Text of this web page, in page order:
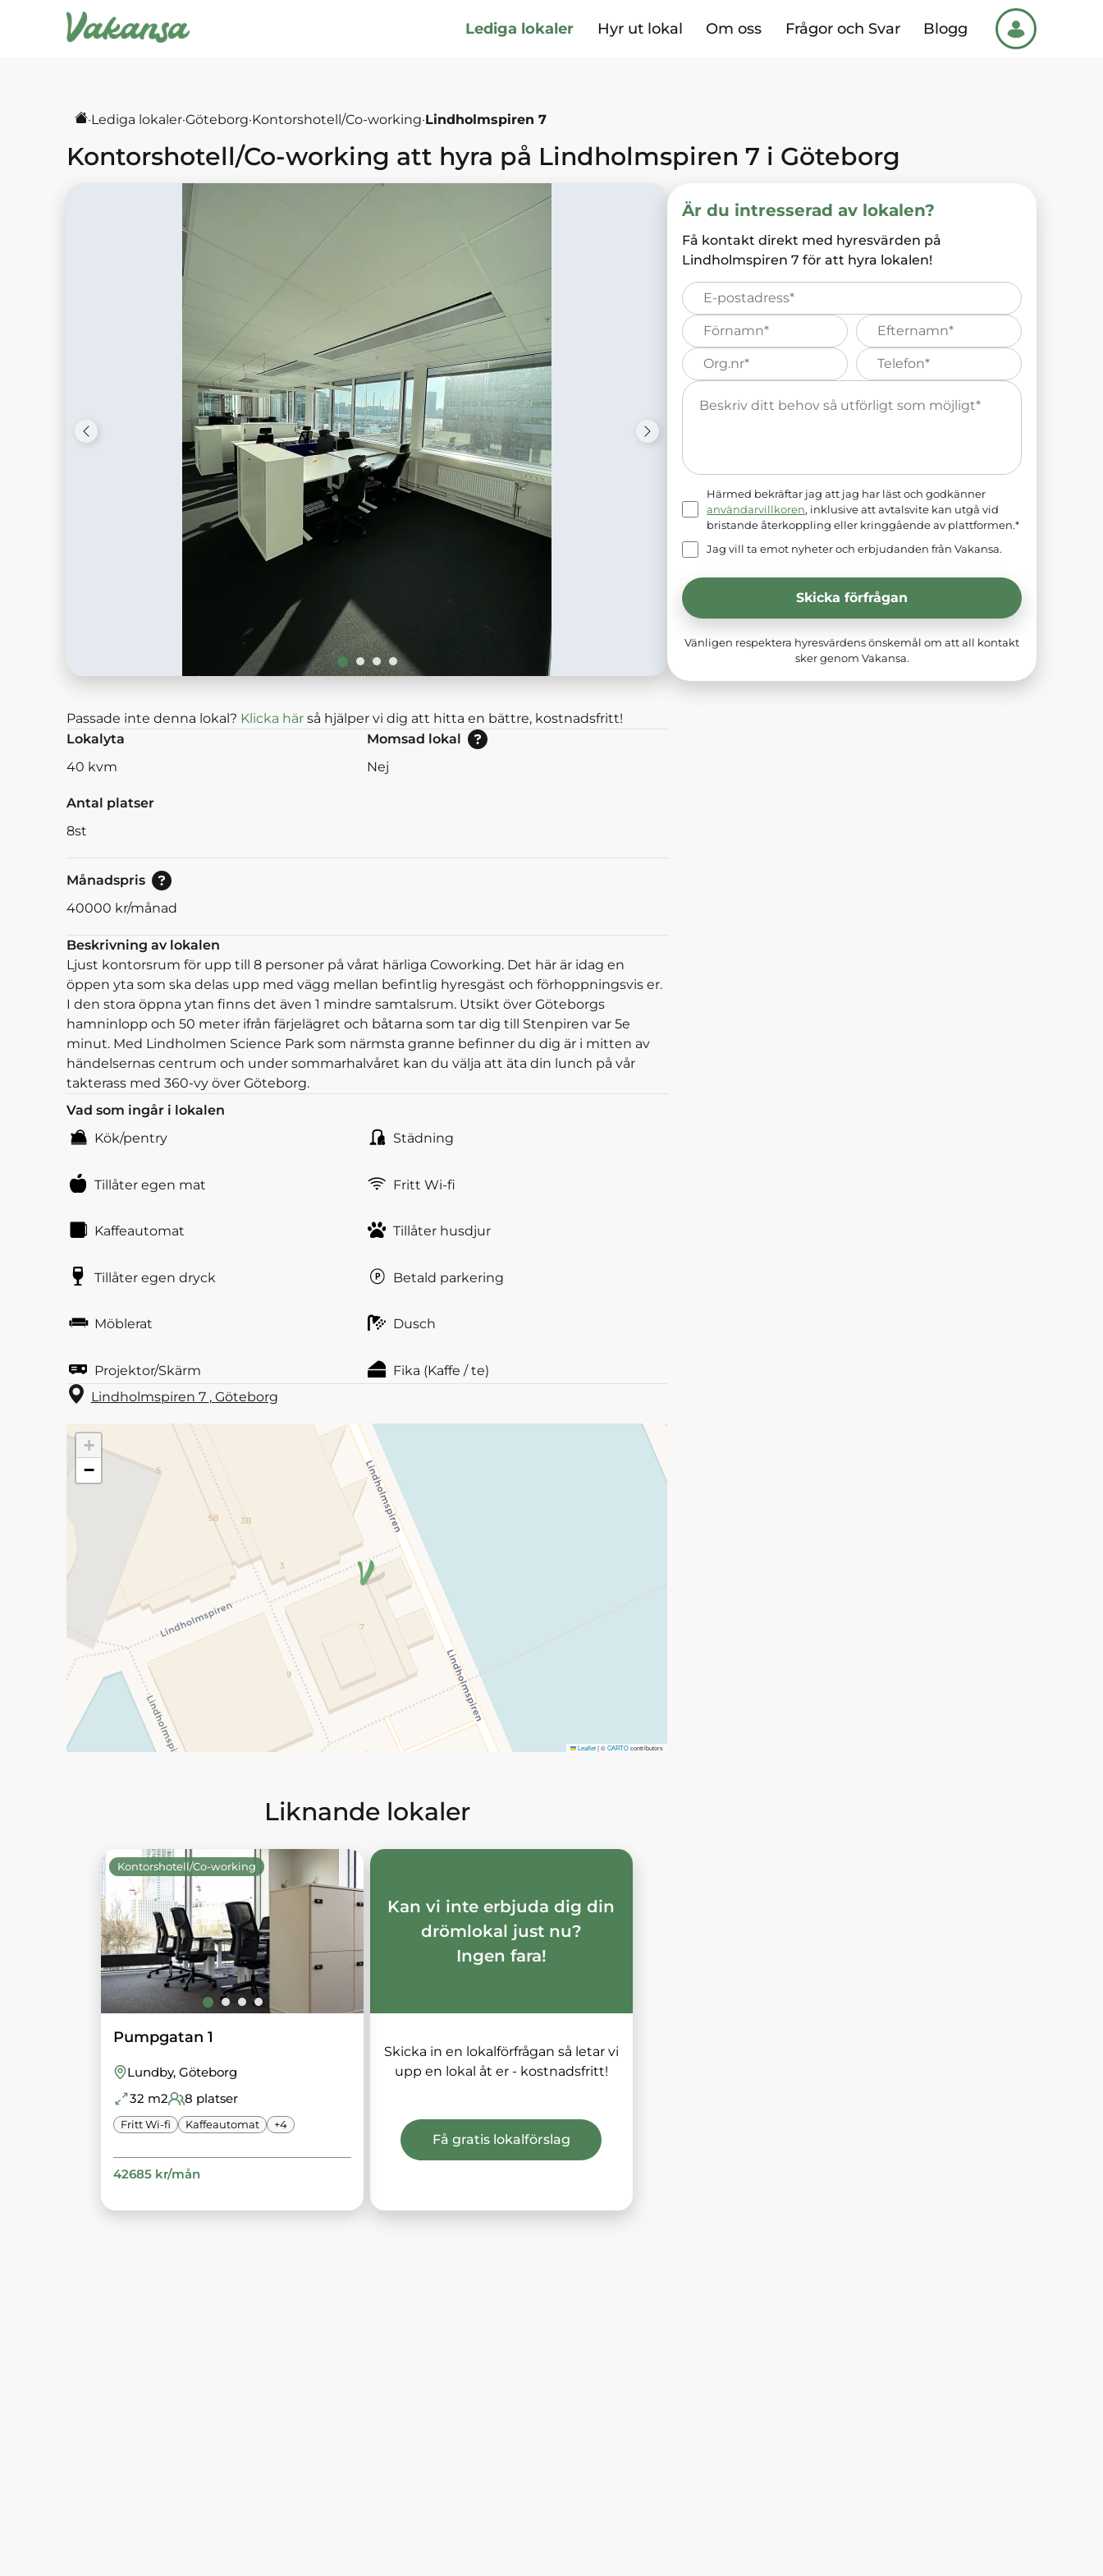
Lediga lokaler Hyr ut lokal Om oss Frågor och Svar Blogg
·Lediga lokaler·Göteborg·Kontorshotell/Co-working·Lindholmspiren 7
Kontorshotell/Co-working att hyra på Lindholmspiren 7 i Göteborg
Passade inte denna lokal? Klicka här så hjälper vi dig att hitta en bättre, kostnadsfritt!
Lokalyta
40 kvm
Momsad lokal
Nej: Lokalen är momsbefriad.<br/>Ja: Lokalen hyrs exkl moms.
Nej
Antal platser
8st
Månadspris
Pris vid bokning av 30<br/>eller mer dagar.
40000 kr/månad
Beskrivning av lokalen
Ljust kontorsrum för upp till 8 personer på vårat härliga Coworking. Det här är idag en
öppen yta som ska delas upp med vägg mellan befintlig hyresgäst och förhoppningsvis er.
I den stora öppna ytan finns det även 1 mindre samtalsrum. Utsikt över Göteborgs
hamninlopp och 50 meter ifrån färjelägret och båtarna som tar dig till Stenpiren var 5e
minut. Med Lindholmen Science Park som närmsta granne befinner du dig är i mitten av
händelsernas centrum och under sommarhalvåret kan du välja att äta din lunch på vår
takterass med 360-vy över Göteborg.
Vad som ingår i lokalen
Kök/pentry
Städning
Tillåter egen mat Fritt Wi-fi
Kaffeautomat Tillåter husdjur
Tillåter egen dryck Betald parkering
Möblerat Dusch
Projektor/Skärm
Fika (Kaffe / te)
Lindholmspiren 7 , Göteborg
+
−
Leaflet |©CARTOcontributors
Liknande lokaler
Kontorshotell/Co-working
Pumpgatan 1
Lundby, Göteborg
32 m2 8 platser
Fritt Wi-fi Kaffeautomat +4
42685 kr/mån
Kan vi inte erbjuda dig din
drömlokal just nu?
Ingen fara!
Skicka in en lokalförfrågan så letar vi
upp en lokal åt er - kostnadsfritt!
Få gratis lokalförslag
Är du intresserad av lokalen?
Få kontakt direkt med hyresvärden på
Lindholmspiren 7för att hyra lokalen!
E-
post*
Förnamn*
Efternamn*
Organisations
nummer*
Telefonnummer*
Meddelande*
Härmed bekräftar jag att jag har läst och godkänner
användarvillkoren, inklusive att avtalsvite kan utgå vid
bristande återkoppling eller kringgående av plattformen.*
Jag vill ta emot nyheter och erbjudanden från Vakansa.
Skicka förfrågan
Vänligen respektera hyresvärdens önskemål om att all kontakt
sker genom Vakansa.